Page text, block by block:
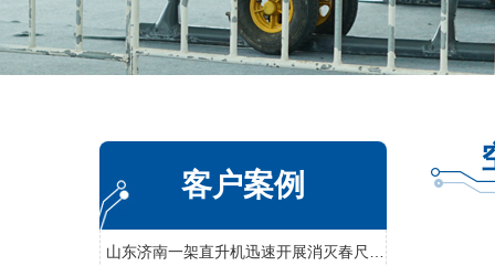
客户案例